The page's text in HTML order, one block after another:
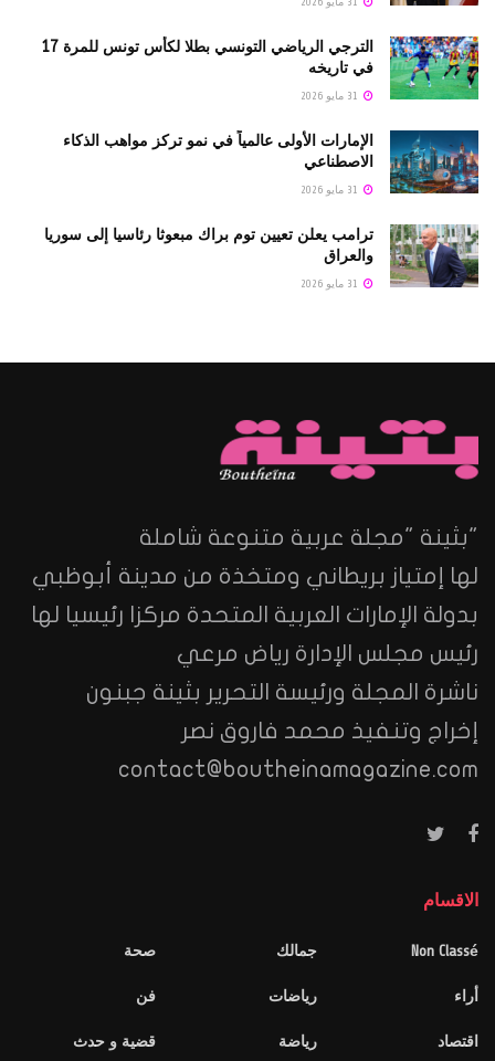
الترجي الرياضي التونسي بطلا لكأس تونس للمرة 17
في تاريخه
الإمارات الأولى عالمياً في نمو تركز مواهب الذكاء
الاصطناعي
ترامب يعلن تعيين توم براك مبعوثا رئاسيا إلى سوريا
والعراق
"بثينة "مجلة عربية متنوعة شاملة
لها إمتياز بريطاني ومتخذة من مدينة أبوظبي
بدولة الإمارات العربية المتحدة مركزا رئيسيا لها
رئيس مجلس الإدارة رياض مرعي
ناشرة المجلة ورئيسة التحرير بثينة جبنون
إخراج وتنفيذ محمد فاروق نصر
contact@boutheinamagazine.com
الاقسام
Non Classé
أراء
اقتصاد
جمالك
رياضات
رياضة
صحة
فن
قضية و حدث